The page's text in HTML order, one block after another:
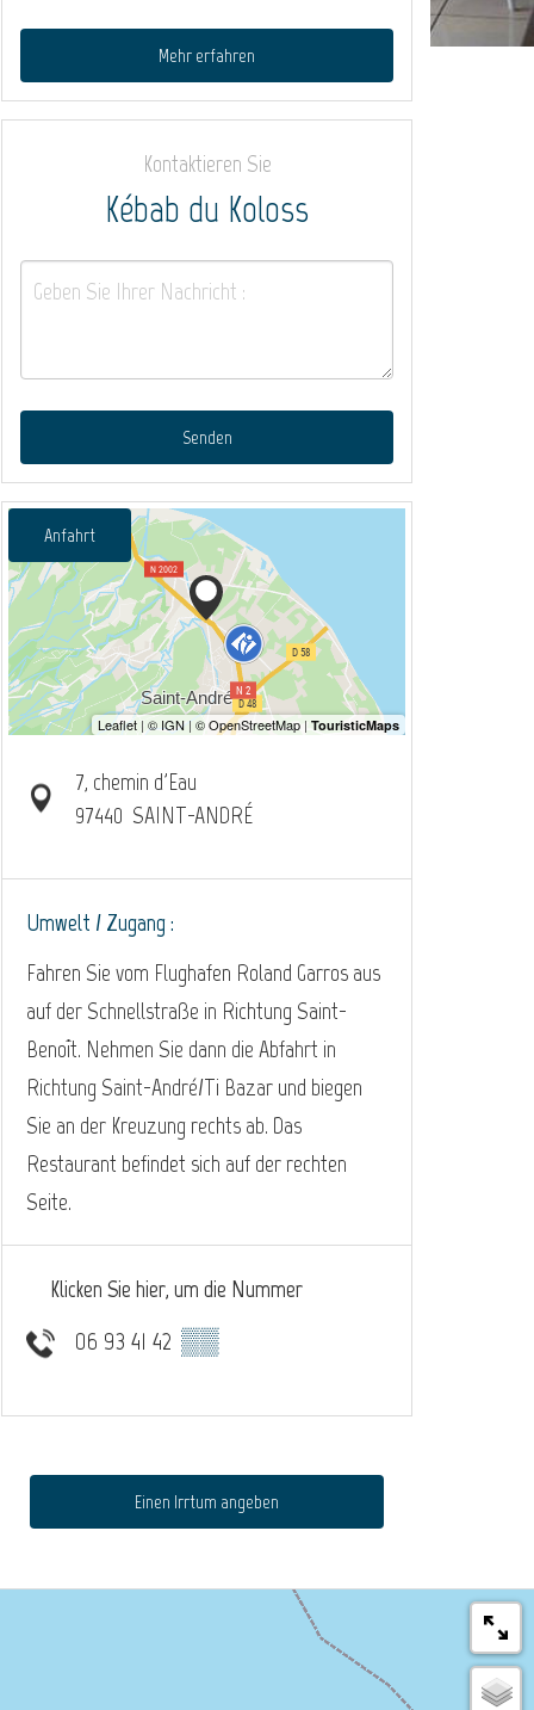
Mehr erfahren
Kontaktieren Sie
Kébab du Koloss
Senden
Anfahrt
7, chemin d'Eau
97440 SAINT-ANDRÉ
Umwelt / Zugang :
Fahren Sie vom Flughafen Roland Garros aus
auf der Schnellstraße in Richtung Saint-
Benoît. Nehmen Sie dann die Abfahrt in
Richtung Saint-André/Ti Bazar und biegen
Sie an der Kreuzung rechts ab. Das
Restaurant befindet sich auf der rechten
Seite.
Klicken Sie hier, um die Nummer
06 93 41 42 ▒▒
Einen Irrtum angeben